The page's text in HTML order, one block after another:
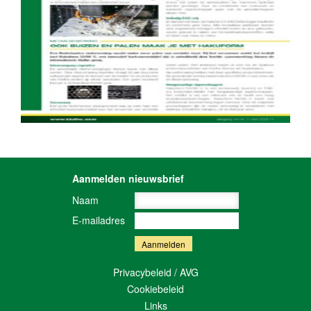
Aanmelden nieuwsbrief
Naam
E-mailadres
Privacybeleid / AVG
Cookiebeleid
Links